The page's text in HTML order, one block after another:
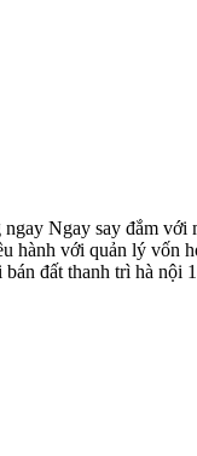
Ngay say đắm với
hành với quản lý vốn
đất thanh trì hà nội